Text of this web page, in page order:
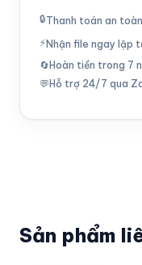
🔒Thanh toán an toàn
⚡ Nhận file ngay lập
🔄 Hoàn tiền trong 7
💬 Hỗ trợ 24/7 qua
Sản phẩm